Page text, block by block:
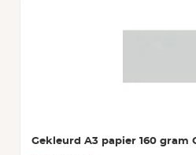
Gekleurd A3 papier 160 gram